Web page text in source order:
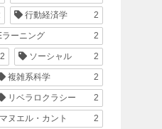
行動経済学 2
ラーニング 2
2 ソーシャル 2
複雑系科学 2
リベラロクラシー 2
ヌエル・カント 2